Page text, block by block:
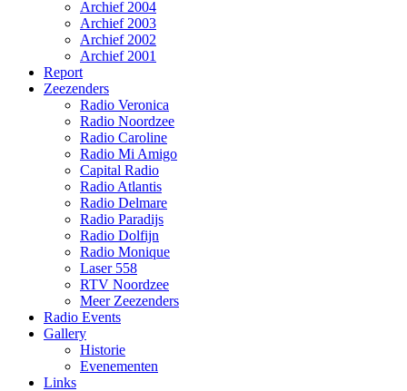
Archief 2004
Archief 2003
Archief 2002
Archief 2001
Report
Zeezenders
Radio Veronica
Radio Noordzee
Radio Caroline
Radio Mi Amigo
Capital Radio
Radio Atlantis
Radio Delmare
Radio Paradijs
Radio Dolfijn
Radio Monique
Laser 558
RTV Noordzee
Meer Zeezenders
Radio Events
Gallery
Historie
Evenementen
Links